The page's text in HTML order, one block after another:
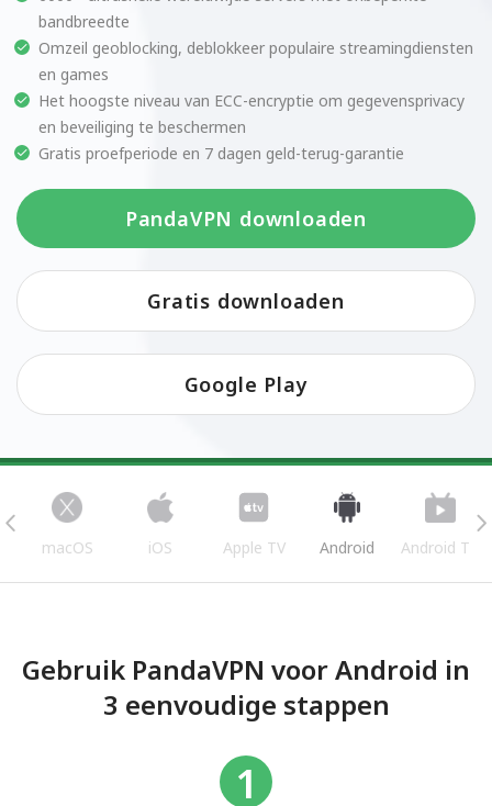
bandbreedte
Omzeil geoblocking, deblokkeer populaire streamingdiensten
en games
Het hoogste niveau van ECC-encryptie om gegevensprivacy
en beveiliging te beschermen
Gratis proefperiode en 7 dagen geld-terug-garantie
PandaVPN downloaden
Gratis downloaden
Google Play
macOS iOS Apple TV Android Android TV
Gebruik PandaVPN voor Android in
3 eenvoudige stappen